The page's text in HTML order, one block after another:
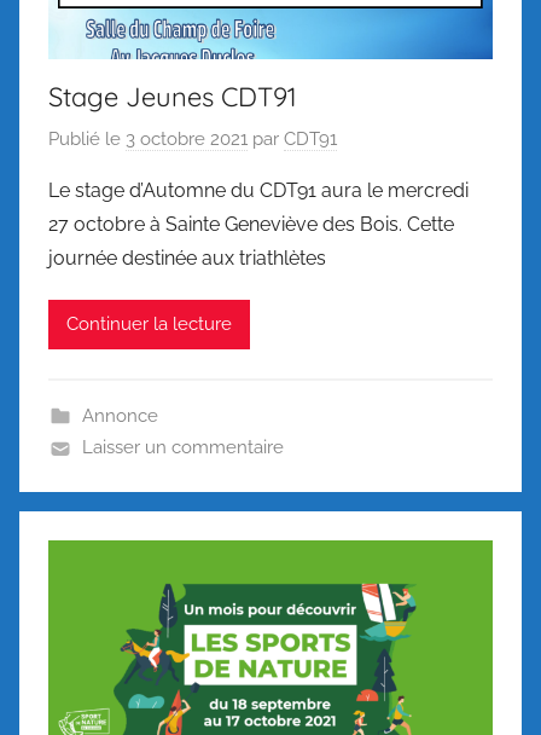
Stage Jeunes CDT91
Publié le 3 octobre 2021 par CDT91
Le stage d’Automne du CDT91 aura le mercredi
27 octobre à Sainte Geneviève des Bois. Cette
journée destinée aux triathlètes
Continuer la lecture
Annonce
Laisser un commentaire